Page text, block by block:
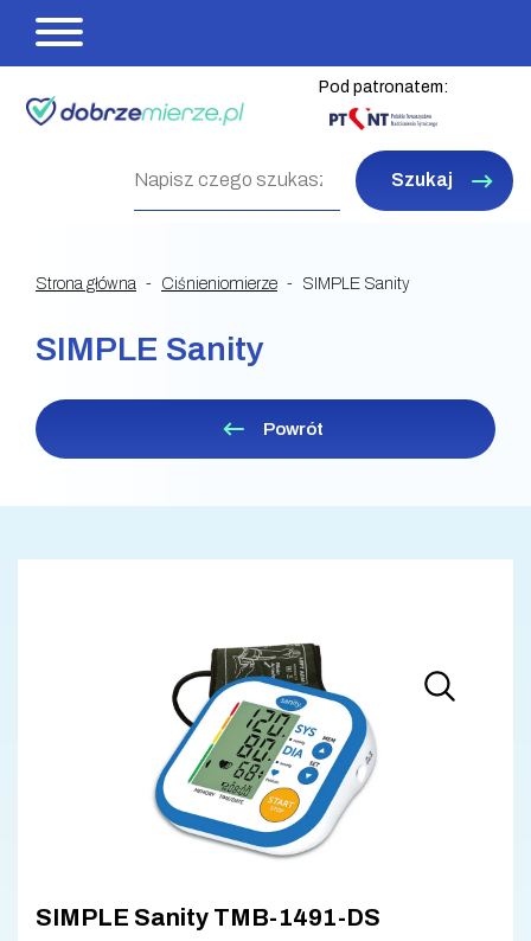
Pod patronatem:
Szukaj
Strona główna Ciśnieniomierze SIMPLE Sanity
SIMPLE Sanity
Powrót
SIMPLE Sanity TMB-1491-DS